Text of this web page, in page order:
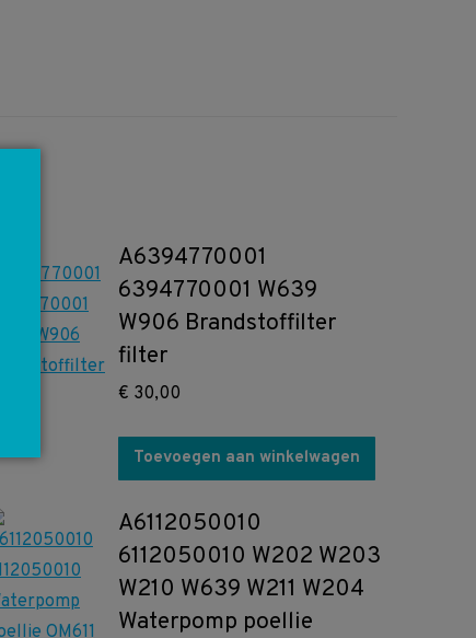
A6394770001
6394770001 W639
W906 Brandstoffilter
filter
€ 30,00
Toevoegen aan winkelwagen
A6112050010
6112050010 W202 W203
W210 W639 W211 W204
Waterpomp poellie